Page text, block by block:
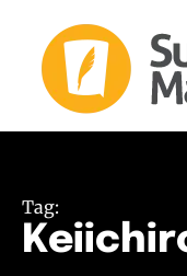
Tag: